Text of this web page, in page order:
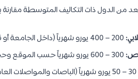
من الدول ذات التكاليف المتوسطة مقارنة